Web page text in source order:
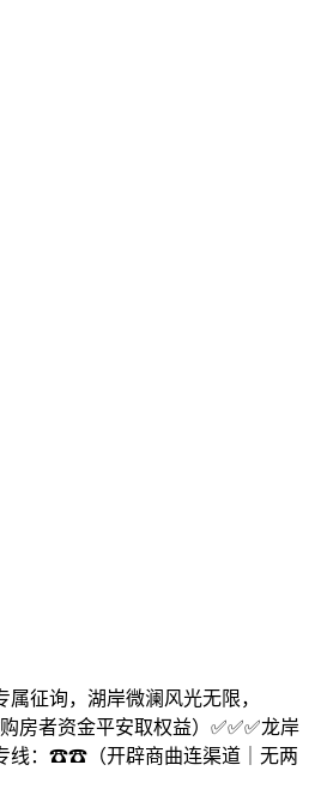
征询，湖岸微澜风光无限，
房者资金平安取权益）✅✅✅龙岸
线：☎☎（开辟商曲连渠道｜无两